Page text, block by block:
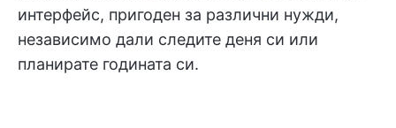
интерфейс, пригоден за различни нужди,
независимо дали следите деня си или
планирате годината си.